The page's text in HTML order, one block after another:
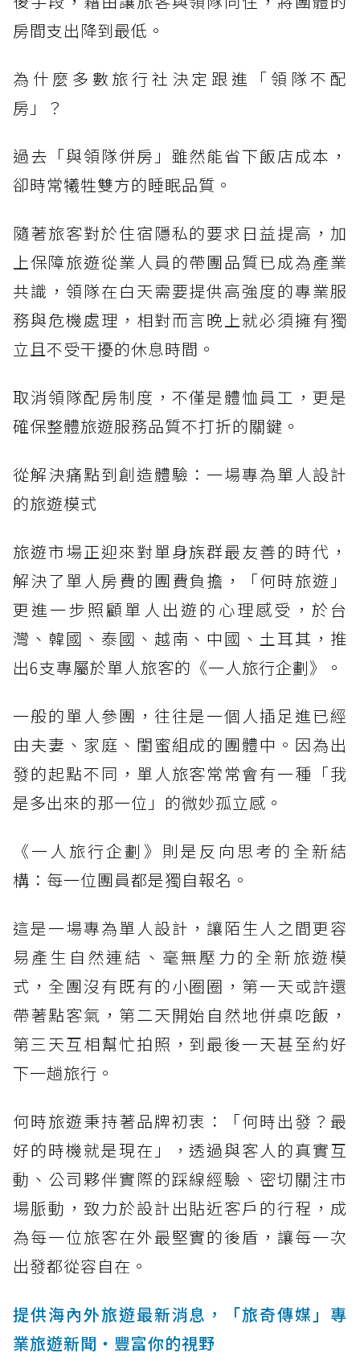
房間支出降到最低。
為什麼多數旅行社決定跟進「領隊不配
房」？
過去「與領隊併房」雖然能省下飯店成本，
卻時常犧牲雙方的睡眠品質。
隨著旅客對於住宿隱私的要求日益提高，加
上保障旅遊從業人員的帶團品質已成為產業
共識，領隊在白天需要提供高強度的專業服
務與危機處理，相對而言晚上就必須擁有獨
立且不受干擾的休息時間。
取消領隊配房制度，不僅是體恤員工，更是
確保整體旅遊服務品質不打折的關鍵。
從解決痛點到創造體驗：一場專為單人設計
的旅遊模式
旅遊市場正迎來對單身族群最友善的時代，
解決了單人房費的團費負擔，「何時旅遊」
更進一步照顧單人出遊的心理感受，於台
灣、韓國、泰國、越南、中國、土耳其，推
出6支專屬於單人旅客的《一人旅行企劃》。
一般的單人參團，往往是一個人插足進已經
由夫妻、家庭、閨蜜組成的團體中。因為出
發的起點不同，單人旅客常常會有一種「我
是多出來的那一位」的微妙孤立感。
《一人旅行企劃》則是反向思考的全新結
構：每一位團員都是獨自報名。
這是一場專為單人設計，讓陌生人之間更容
易產生自然連結、毫無壓力的全新旅遊模
式，全團沒有既有的小圈圈，第一天或許還
帶著點客氣，第二天開始自然地併桌吃飯，
第三天互相幫忙拍照，到最後一天甚至約好
下一趟旅行。
何時旅遊秉持著品牌初衷：「何時出發？最
好的時機就是現在」，透過與客人的真實互
動、公司夥伴實際的踩線經驗、密切關注市
場脈動，致力於設計出貼近客戶的行程，成
為每一位旅客在外最堅實的後盾，讓每一次
出發都從容自在。
提供海內外旅遊最新消息，「旅奇傳媒」專
業旅遊新聞‧豐富你的視野